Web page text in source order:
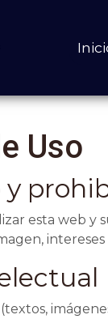
Uso
y
esta web y